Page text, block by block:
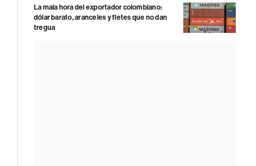
La mala hora del exportador colombiano:
dólar barato, aranceles y fletes que no dan
tregua